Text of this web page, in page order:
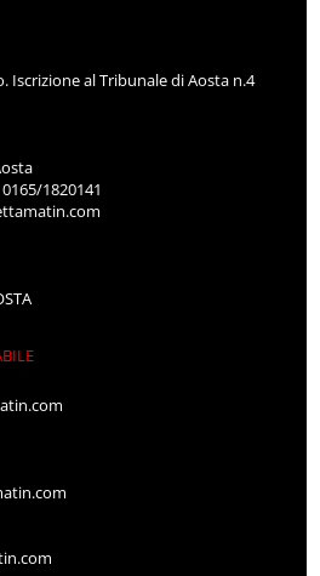
Iscrizione al Tribunale di Aosta n.4
1820141